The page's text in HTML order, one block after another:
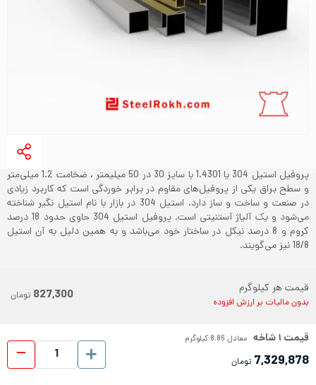
پروفیل استیل 304 یا 1.4301 با سایز 30 در 50 میلیمتر ، ضخامت 1.2 میلی‌متر
و سطح براق یکی از پروفیل‌های مقاوم در برابر خوردگی است که کاربرد زیادی
در صنعت و ساخت و ساز دارد. استیل 304 در بازار با نام استیل نگیر شناخته
می‌شود و یک آلیاژ آستنیتی است. پروفیل استیل 304 حاوی حدود 18 درصد
کروم و 8 درصد نیکل در ساختار خود می‌باشد و به همین دلیل به آن استیل
18/8 نیز می‌گویند.
قیمت هر کیلوگرم
بدون مالیات بر ارزش افزوده 827,300 تومان
قیمت ۱شاخه معادل 8.86 کیلوگرم
7,329,878 تومان